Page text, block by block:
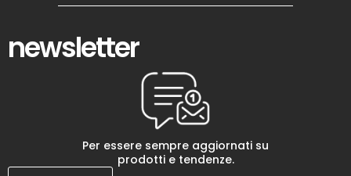
newsletter
Per essere sempre aggiornati su
prodotti e tendenze.